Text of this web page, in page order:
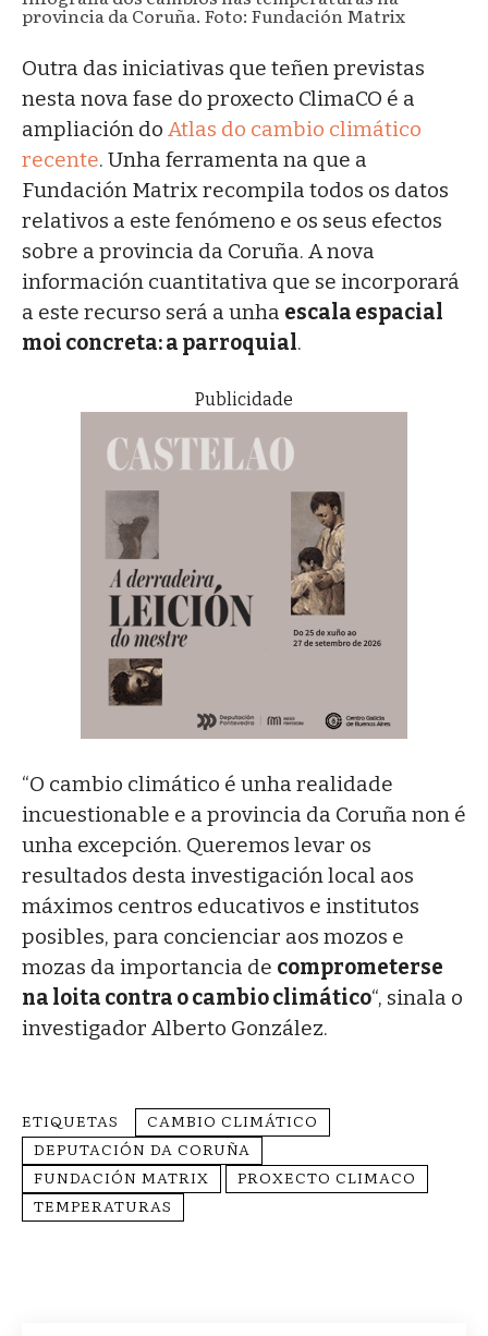
provincia da Coruña. Foto: Fundación Matrix
Outra das iniciativas que teñen previstas
nesta nova fase do proxecto ClimaCO é a
ampliación do Atlas do cambio climático
recente. Unha ferramenta na que a
Fundación Matrix recompila todos os datos
relativos a este fenómeno e os seus efectos
sobre a provincia da Coruña. A nova
información cuantitativa que se incorporará
a este recurso será a unha escala espacial
moi concreta: a parroquial.
Publicidade
“O cambio climático é unha realidade
incuestionable e a provincia da Coruña non é
unha excepción. Queremos levar os
resultados desta investigación local aos
máximos centros educativos e institutos
posibles, para concienciar aos mozos e
mozas da importancia de comprometerse
na loita contra o cambio climático“, sinala o
investigador Alberto González.
ETIQUETAS
CAMBIO CLIMÁTICO
DEPUTACIÓN DA CORUÑA
FUNDACIÓN MATRIX
PROXECTO CLIMACO
TEMPERATURAS